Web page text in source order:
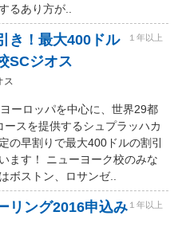
るあり方が..
き！最大400ドル
SCジオス
１年以上
ス
ーロッパを中心に、世界29都
スを提供するシュプラッハカ
の早割りで最大400ドルの割引
ます！ ニューヨーク校のみな
ボストン、ロサンゼ..
ング2016申込み １年以上